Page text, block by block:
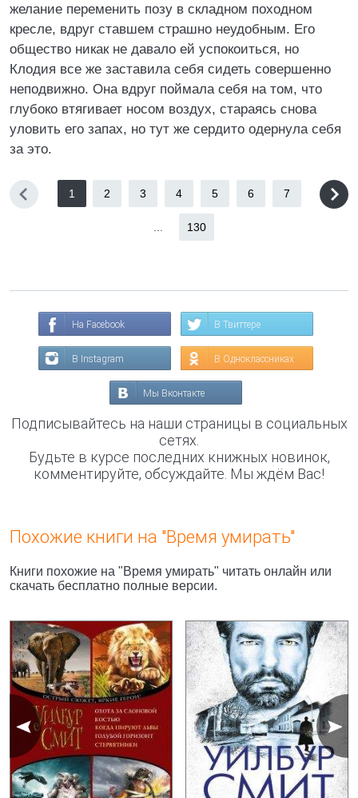
желание переменить позу в складном походном
кресле, вдруг ставшем страшно неудобным. Его
общество никак не давало ей успокоиться, но
Клодия все же заставила себя сидеть совершенно
неподвижно. Она вдруг поймала себя на том, что
глубоко втягивает носом воздух, стараясь снова
уловить его запах, но тут же сердито одернула себя
за это.
1 2 3 4 5 6 7
130
На Facebook В Твиттере
В Instagram В Одноклассниках
Мы Вконтакте
Подписывайтесь на наши страницы в социальных
сетях.
Будьте в курсе последних книжных новинок,
комментируйте, обсуждайте. Мы ждём Вас!
Похожие книги на "Время умирать"
Книги похожие на "Время умирать" читать онлайн или
скачать бесплатно полные версии.